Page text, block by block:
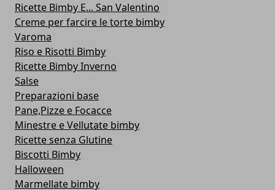
Ricette Bimby E... San Valentino
Creme per farcire le torte bimby
Varoma
Riso e Risotti Bimby
Ricette Bimby Inverno
Salse
Preparazioni base
Pane,Pizze e Focacce
Minestre e Vellutate bimby
Ricette senza Glutine
Biscotti Bimby
Halloween
Marmellate bimby